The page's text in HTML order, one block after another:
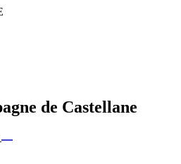
de Castellane